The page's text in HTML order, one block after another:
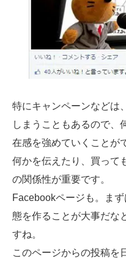
特にキャンペーンなどは
しまうこともあるので、
在感を強めていくことが
何かを伝えたり、買って
の関係性が重要です。
Facebookページも。ま
態を作ることが大事だな
すね。
このページからの投稿を